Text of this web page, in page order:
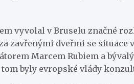
vyvolal v Bruselu značné
zavřenými dveřmi se
Marcem Rubiem a
byly evropské vlády